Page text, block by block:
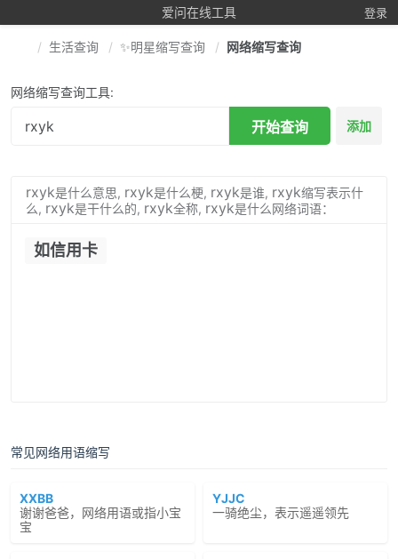
爱问在线工具 登录
生活查询 ✨明星缩写查询 网络缩写查询
网络缩写查询工具:
开始查询 添加
rxyk是什么意思, rxyk是什么梗, rxyk是谁, rxyk缩写表示什
么, rxyk是干什么的, rxyk全称, rxyk是什么网络词语：
如信用卡
常见网络用语缩写
XXBB
谢谢爸爸，网络用语或指小宝
宝
YJJC
一骑绝尘，表示遥遥领先